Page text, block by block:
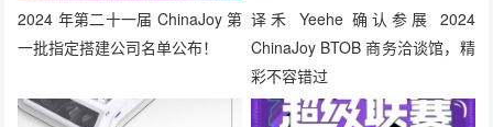
2024 年第二十一届 ChinaJoy 第
一批指定搭建公司名单公布！
译禾 Yeehe 确认参展 2024
ChinaJoy BTOB 商务洽谈馆，精
彩不容错过